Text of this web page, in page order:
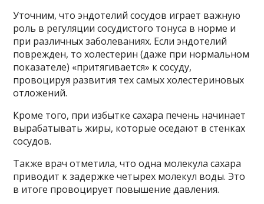
Уточним, что эндотелий сосудов играет важную
роль в регуляции сосудистого тонуса в норме и
при различных заболеваниях. Если эндотелий
поврежден, то холестерин (даже при нормальном
показателе) «притягивается» к сосуду,
провоцируя развития тех самых холестериновых
отложений.
Кроме того, при избытке сахара печень начинает
вырабатывать жиры, которые оседают в стенках
сосудов.
Также врач отметила, что одна молекула сахара
приводит к задержке четырех молекул воды. Это
в итоге провоцирует повышение давления.